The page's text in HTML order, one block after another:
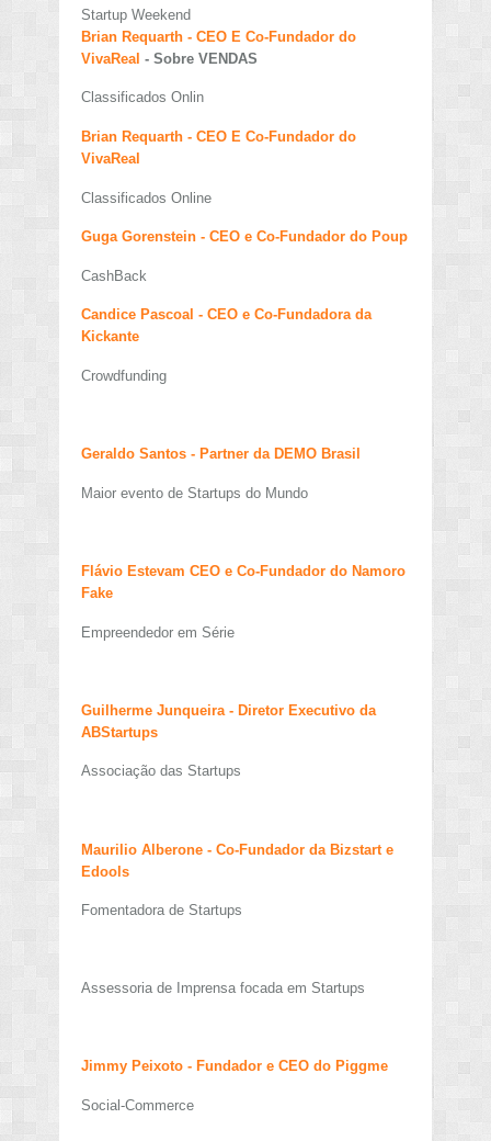
Startup Weekend
Brian Requarth - CEO E Co-Fundador do
VivaReal - Sobre VENDAS
Classificados Onlin
Brian Requarth - CEO E Co-Fundador do
VivaReal
Classificados Online
Guga Gorenstein - CEO e Co-Fundador do Poup
CashBack
Candice Pascoal - CEO e Co-Fundadora da
Kickante
Crowdfunding
Geraldo Santos - Partner da DEMO Brasil
Maior evento de Startups do Mundo
Flávio Estevam CEO e Co-Fundador do Namoro
Fake
Empreendedor em Série
Guilherme Junqueira - Diretor Executivo da
ABStartups
Associação das Startups
Maurilio Alberone - Co-Fundador da Bizstart e
Edools
Fomentadora de Startups
Assessoria de Imprensa focada em Startups
Jimmy Peixoto - Fundador e CEO do Piggme
Social-Commerce